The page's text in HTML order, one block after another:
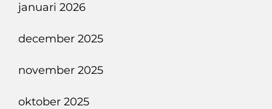
januari 2026
december 2025
november 2025
oktober 2025